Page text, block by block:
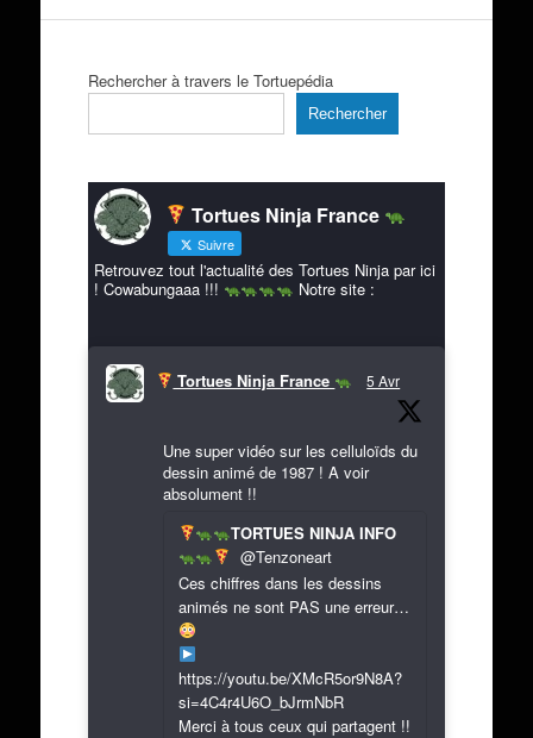
Rechercher à travers le Tortuepédia
Rechercher
Tortues Ninja France
Suivre
Retrouvez tout l'actualité des Tortues Ninja par ici
! Cowabungaaa !!!
Notre site :
Tortues Ninja France 5 Avr
Une super vidéo sur les celluloïds du
dessin animé de 1987 ! A voir
absolument !!
TORTUES NINJA INFO
@Tenzoneart
Ces chiffres dans les dessins
animés ne sont PAS une erreur…
https://youtu.be/XMcR5or9N8A?
si=4C4r4U6O_bJrmNbR
Merci à tous ceux qui partagent !!